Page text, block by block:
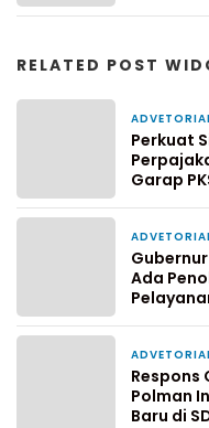
RELATED POST
Perkuat
Garap
Ada
Respons
Polman
Baru di